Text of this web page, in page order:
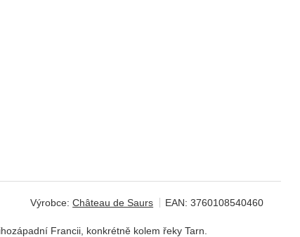
Výrobce:Château de Saurs EAN:3760108540460
Francii, konkrétně kolem řeky Tarn.